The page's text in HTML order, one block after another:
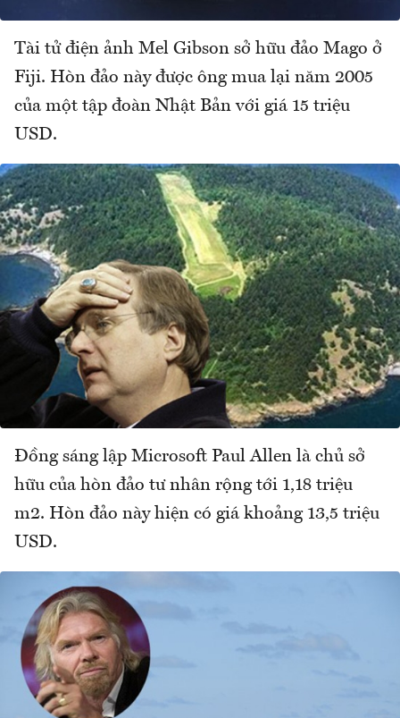
Tài tử điện ảnh Mel Gibson sở hữu đảo Mago ở
Fiji. Hòn đảo này được ông mua lại năm 2005
của một tập đoàn Nhật Bản với giá 15 triệu
USD.
Đồng sáng lập Microsoft Paul Allen là chủ sở
hữu của hòn đảo tư nhân rộng tới 1,18 triệu
m2. Hòn đảo này hiện có giá khoảng 13,5 triệu
USD.